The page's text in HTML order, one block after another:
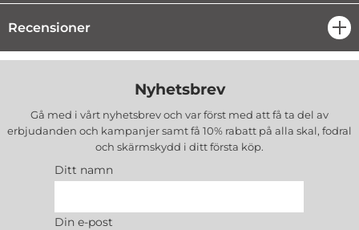
Recensioner
Nyhetsbrev
Gå med i vårt nyhetsbrev och var först med att få ta del av
erbjudanden och kampanjer samt få 10% rabatt på alla skal, fodral
och skärmskydd i ditt första köp.
Ditt namn
Din e-post